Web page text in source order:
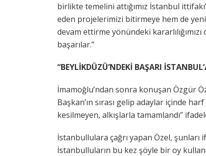
birlikte temelini attığımız İstanbul
eden projelerimizi bitirmeye hem de
devam ettirme yönündeki
başarılar.”
“BEYLİKDÜZÜ’NDEKİ BAŞARI
İmamoğlu’ndan sonra konuşan Özgür
Başkan’ın sırası gelip adaylar içinde
kesilmeyen, alkışlarla tamamlandı”
İstanbullulara çağrı yapan Özel,
İstanbulluların bu kez şöyle bir oy